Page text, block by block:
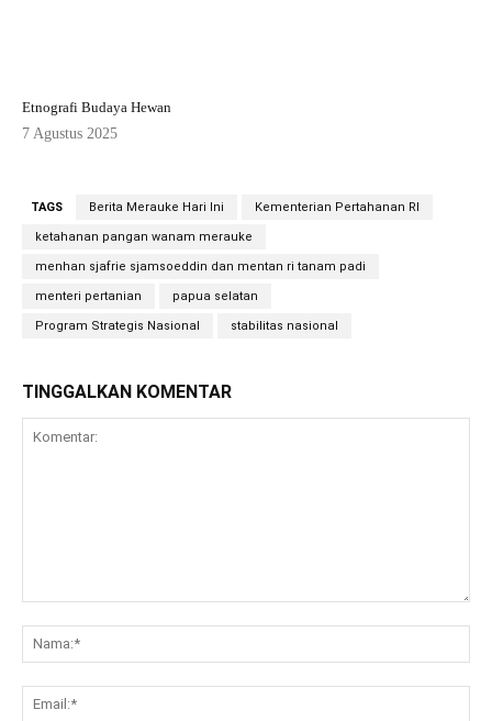
Etnografi Budaya Hewan
7 Agustus 2025
TAGS Berita Merauke Hari Ini Kementerian Pertahanan RI
ketahanan pangan wanam merauke
menhan sjafrie sjamsoeddin dan mentan ri tanam padi
menteri pertanian papua selatan
Program Strategis Nasional stabilitas nasional
TINGGALKAN KOMENTAR